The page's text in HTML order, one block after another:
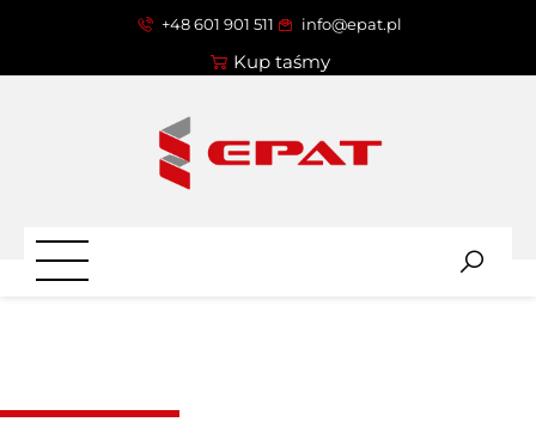
+48 601 901 511 info@epat.pl
Kup taśmy